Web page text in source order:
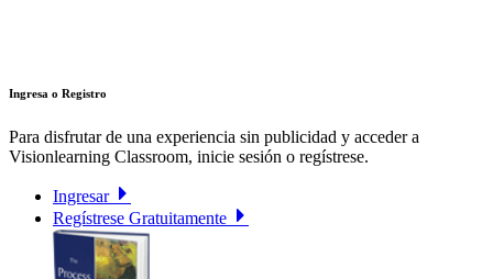
Ingresa o Registro
Para disfrutar de una experiencia sin publicidad y acceder a
Visionlearning Classroom, inicie sesión o regístrese.
Ingresar
Regístrese Gratuitamente